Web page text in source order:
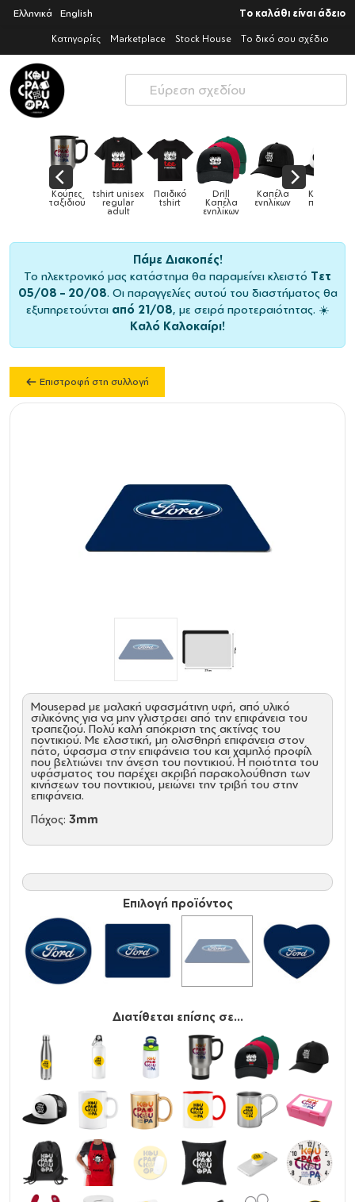
Ελληνικά English Το καλάθι είναι άδειο
Κατηγορίες Marketplace Stock House Το δικό σου σχέδιο
tshirt unisex
regular
Παιδικό
tshirt
Drill
Καπέλα
ενηλίκων
Καπέλα
ενηλίκων
Καπέλα
παιδικά Κούπες
Πάμε Διακοπές!
Το ηλεκτρονικό μας κατάστημα θα παραμείνει κλειστό Τετ
05/08 – 20/08. Οι παραγγελίες αυτού του διαστήματος θα
εξυπηρετούνται από 21/08, με σειρά προτεραιότητας. ☀️
Καλό Καλοκαίρι!
Επιστροφή στη συλλογή
Mousepad με μαλακή υφασμάτινη υφή, από υλικό
σιλικόνης για να μην γλιστράει από την επιφάνεια του
τραπεζιού. Πολύ καλή απόκριση της ακτίνας του
ποντικιού. Με ελαστική, μη ολισθηρή επιφάνεια στον
πάτο, ύφασμα στην επιφάνεια του και χαμηλό προφίλ
που βελτιώνει την άνεση του ποντικιού. Η ποιότητα του
υφάσματος του παρέχει ακριβή παρακολούθηση των
κινήσεων του ποντικιού, μειώνει την τριβή του στην
επιφάνεια.
Πάχος: 3mm
Επιλογή προϊόντος
Διατίθεται επίσης σε...